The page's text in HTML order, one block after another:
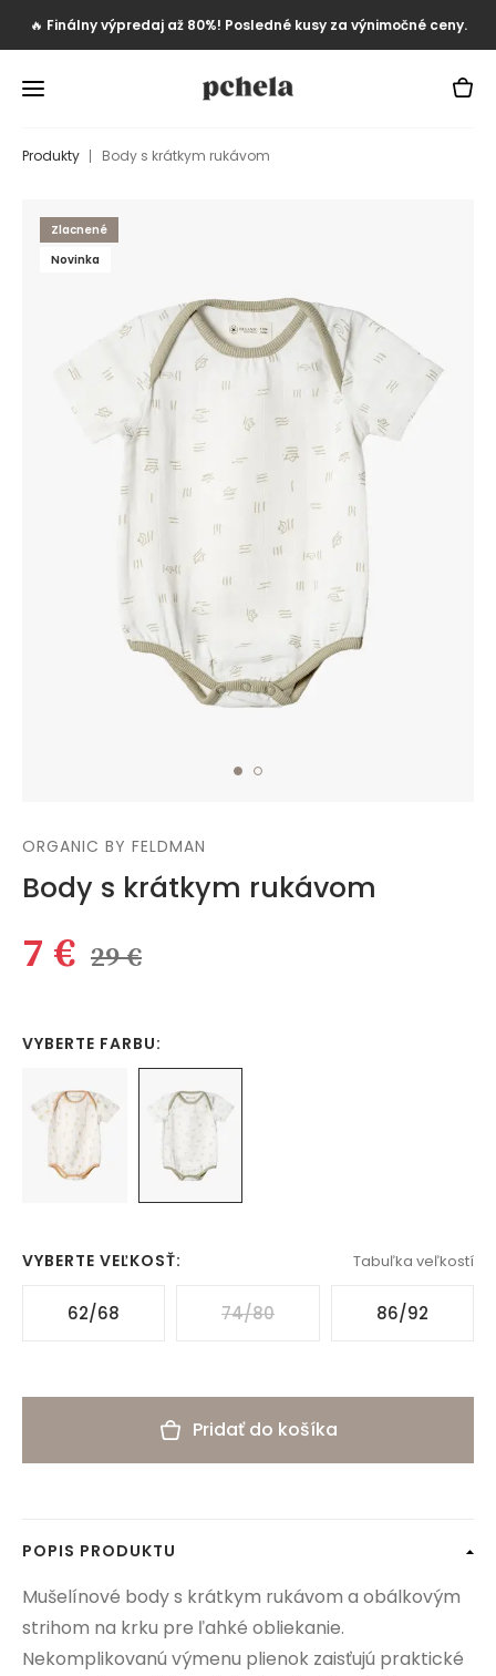
🔥 Finálny výpredaj až 80%! Posledné kusy za výnimočné ceny.
Produkty Body s krátkym rukávom
Zlacnené
Novinka
ORGANIC BY FELDMAN
Body s krátkym rukávom
7 € 29 €
VYBERTE FARBU:
VYBERTE VEĽKOSŤ: Tabuľka veľkostí
62/68 74/80 86/92
Pridať do košíka
POPIS PRODUKTU
Mušelínové body s krátkym rukávom a obálkovým
strihom na krku pre ľahké obliekanie.
Nekomplikovanú výmenu plienok zaisťujú praktické